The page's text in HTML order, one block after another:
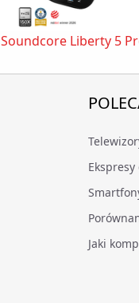
Soundcore Liberty 5
Jaki